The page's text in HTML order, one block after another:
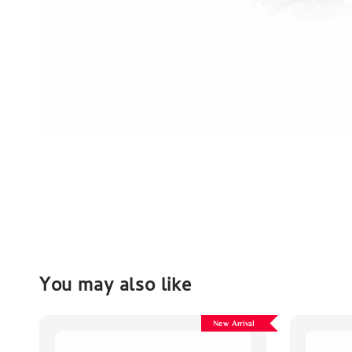
You may also like
New Arrival